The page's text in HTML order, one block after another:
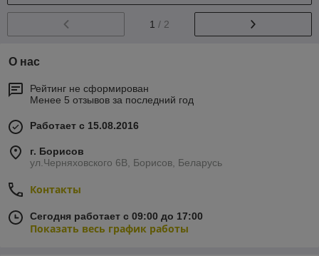
1 / 2
О нас
Рейтинг не сформирован
Менее 5 отзывов за последний год
Работает с 15.08.2016
г. Борисов
ул.Черняховского 6В, Борисов, Беларусь
Контакты
Сегодня работает с 09:00 до 17:00
Показать весь график работы